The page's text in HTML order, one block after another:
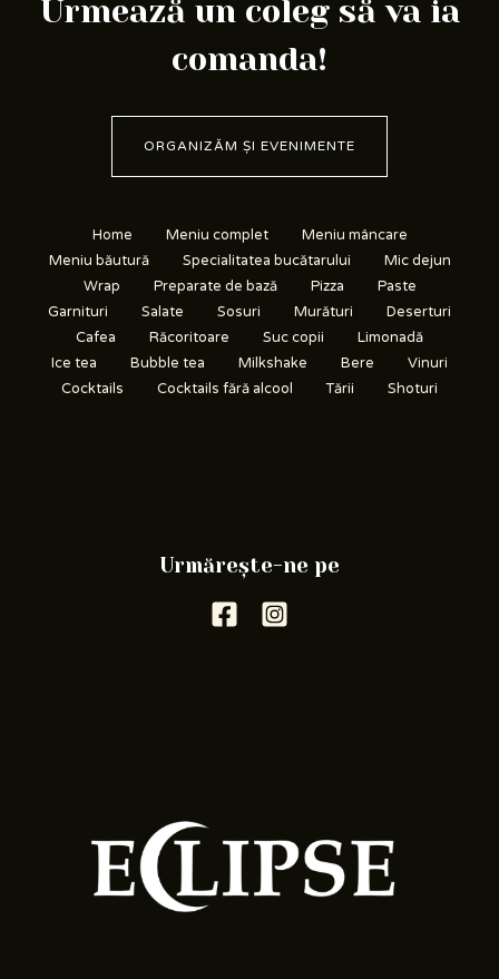
Urmează un coleg să va ia
comanda!
ORGANIZĂM ȘI EVENIMENTE
Home Meniu complet
Meniu mâncare
Meniu băutură
Specialitatea bucătarului
Mic dejun
Wrap
Preparate de bază Pizza
Paste
Garnituri
Salate Sosuri Murături
Deserturi
Cafea
Răcoritoare Suc copii
Limonadă
Ice tea
Bubble tea Milkshake Bere
Vinuri
Cocktails
Cocktails fără alcool Tării Shoturi
Urmărește-ne pe